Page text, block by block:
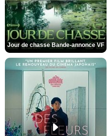
Jour de chasse Bande-annonce VF